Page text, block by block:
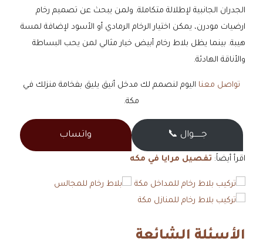
الجدران الجانبية لإطلالة متكاملة. ولمن يبحث عن تصميم رخام
ارضيات مودرن، يمكن اختيار الرخام الرمادي أو الأسود لإضافة لمسة
هيبة. بينما يظل بلاط رخام أبيض خيار مثالي لمن يحب البساطة
والأناقة الهادئة.
تواصل معنا اليوم لنصمم لك مدخل أنيق يليق بفخامة منزلك في
مكة.
جــــــوال 📞 واتساب
اقرأ أيضاً: تفصيل مرايا في مكه
الأسئلة الشائعة